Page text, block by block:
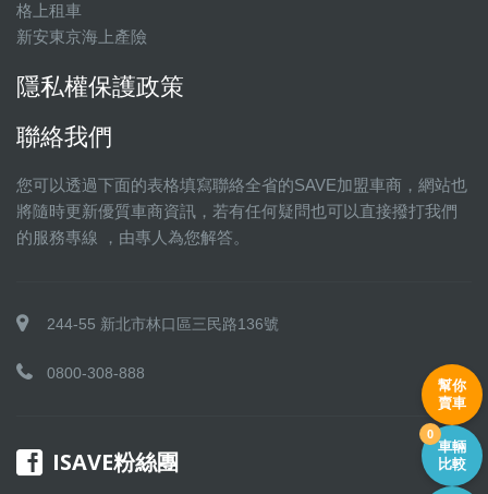
格上租車
新安東京海上產險
隱私權保護政策
聯絡我們
您可以透過下面的表格填寫聯絡全省的SAVE加盟車商，網站也
將隨時更新優質車商資訊，若有任何疑問也可以直接撥打我們
的服務專線 ，由專人為您解答。
244-55 新北市林口區三民路136號
0800-308-888
ISAVE粉絲團
幫你
賣車
車輛
比較
0